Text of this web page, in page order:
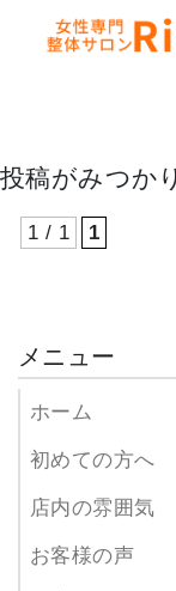
投稿がみつか
1 / 1 1
メニュー
ホーム
初めての方へ
店内の雰囲気
お客様の声